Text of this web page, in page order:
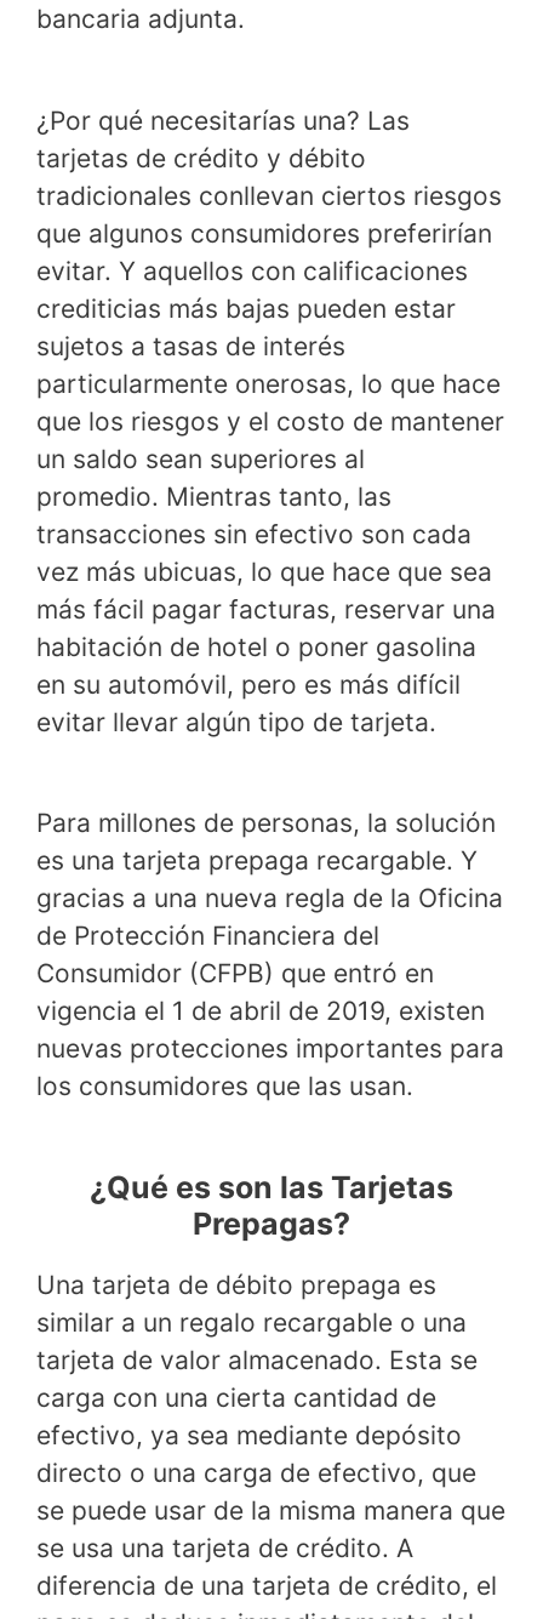
bancaria adjunta.
¿Por qué necesitarías una? Las
tarjetas de crédito y débito
tradicionales conllevan ciertos riesgos
que algunos consumidores preferirían
evitar. Y aquellos con calificaciones
crediticias más bajas pueden estar
sujetos a tasas de interés
particularmente onerosas, lo que hace
que los riesgos y el costo de mantener
un saldo sean superiores al
promedio. Mientras tanto, las
transacciones sin efectivo son cada
vez más ubicuas, lo que hace que sea
más fácil pagar facturas, reservar una
habitación de hotel o poner gasolina
en su automóvil, pero es más difícil
evitar llevar algún tipo de tarjeta.
Para millones de personas, la solución
es una tarjeta prepaga recargable. Y
gracias a una nueva regla de la Oficina
de Protección Financiera del
Consumidor (CFPB) que entró en
vigencia el 1 de abril de 2019, existen
nuevas protecciones importantes para
los consumidores que las usan.
¿Qué es son las Tarjetas
Prepagas?
Una tarjeta de débito prepaga es
similar a un regalo recargable o una
tarjeta de valor almacenado. Esta se
carga con una cierta cantidad de
efectivo, ya sea mediante depósito
directo o una carga de efectivo, que
se puede usar de la misma manera que
se usa una tarjeta de crédito. A
diferencia de una tarjeta de crédito, el